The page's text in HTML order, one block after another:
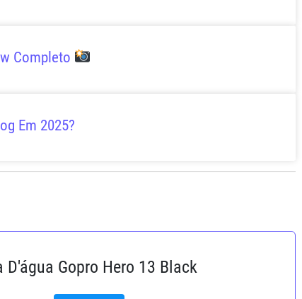
Completo
Em 2025?
D'água Gopro Hero 13 Black